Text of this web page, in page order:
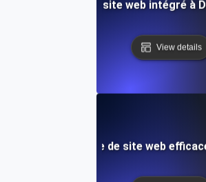
test de vitesse de site web intégré à
View details
de test de vitesse de site web